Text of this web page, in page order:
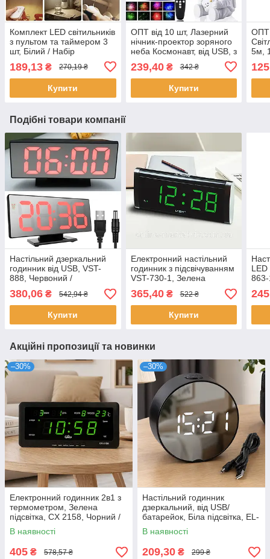
Комплект LED світильників
з пультом та таймером 3
шт, Білий / Набір
Бездротові лед лампи
189,13 ₴ 270,19 ₴
Купити
ОПТ від 10 шт, Лазерний
нічник-проектор зоряного
неба Космонавт, від USB, з
пультом, Білий / Дитячий
світильник з проекцією
239,40₴ 342 ₴
Купити
ОПТ
5м,
Подібні товари компанії
Настільний дзеркальний
годинник від USB, VST-
888, Червоний /
Електронний годинник з
вимірюванням
температури та вологості
380,06 ₴ 542,94 ₴
Купити
Електронний настільний
годинник з підсвічуванням
VST-730-1, Зелена
підсвітка / Цифровий
мережевий годинник з
будильником
365,40₴ 522 ₴
Купити
LED
245
Акційні пропозиції та новинки
–30%
Електронний годинник 2в1 з
термометром, Зелена
підсвітка, CX 2158, Чорний /
Настільний годинник /
Настінний годинник
В наявності
405 ₴ 578,57 ₴
–30%
Настільний годинник
дзеркальний, від USB/
батарейок, Біла підсвітка, EL-
DT-6505, Чорний /
Електронний годинник /
Годинник на стіл
В наявності
209,30 ₴ 299 ₴